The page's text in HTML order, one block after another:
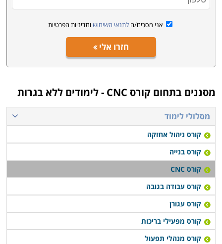
אני מסכים/ה לתנאי השימוש ומדיניות הפרטיות
חזרו אלי
מסננים בתחום קורס CNC - לימודים ללא בגרות
מסלולי לימוד
קורס ניהול אחזקה
קורס בנייה
קורס CNC
קורס עבודה בגובה
קורס עגורן
קורס מפעילי בריכות
קורס מנהלי תפעול